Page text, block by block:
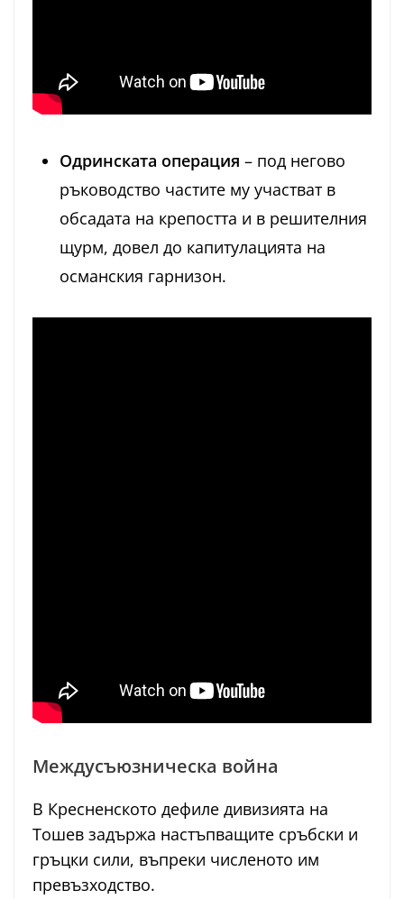
Одринската операция – под негово
ръководство частите му участват в
обсадата на крепостта и в решителния
щурм, довел до капитулацията на
османския гарнизон.
Междусъюзническа война
В Кресненското дефиле дивизията на
Тошев задържа настъпващите сръбски и
гръцки сили, въпреки численото им
превъзходство.